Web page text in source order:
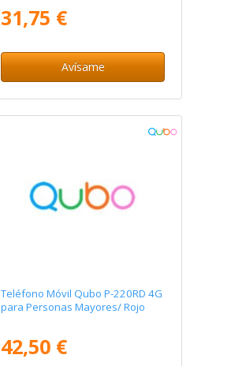
31,75 €
Avísame
Teléfono Móvil Qubo P-220RD 4G
para Personas Mayores/ Rojo
42,50 €